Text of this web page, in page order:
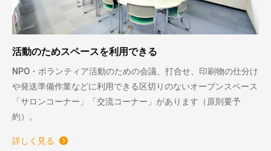
活動のためスペースを利用できる
NPO・ボランティア活動のための会議、打合せ、印刷物の仕分け
や発送準備作業などに利用できる区切りのないオープンスペース
「サロンコーナー」「交流コーナー」があります（原則要予
約）。
詳しく見る